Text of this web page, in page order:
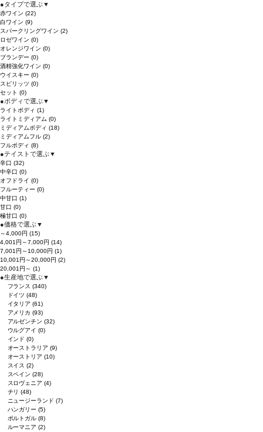
●タイプで選ぶ▼
赤ワイン (22)
白ワイン (9)
スパークリングワイン (2)
ロゼワイン (0)
オレンジワイン (0)
ブランデー (0)
酒精強化ワイン (0)
ウイスキー (0)
スピリッツ (0)
セット (0)
●ボディで選ぶ▼
ライトボディ (1)
ライトミディアム (0)
ミディアムボディ (18)
ミディアムフル (2)
フルボディ (8)
●テイストで選ぶ▼
辛口 (32)
中辛口 (0)
オフドライ (0)
フルーティー (0)
中甘口 (1)
甘口 (0)
極甘口 (0)
●価格で選ぶ▼
～4,000円 (15)
4,001円～7,000円 (14)
7,001円～10,000円 (1)
10,001円～20,000円 (2)
20,001円～ (1)
●生産地で選ぶ▼
フランス(340)
ドイツ(48)
イタリア(61)
アメリカ(93)
アルゼンチン(32)
ウルグアイ(0)
インド(0)
オーストラリア(9)
オーストリア(10)
スイス(2)
スペイン(28)
スロヴェニア(4)
チリ(48)
ニュージーランド(7)
ハンガリー(5)
ポルトガル(8)
ルーマニア(2)